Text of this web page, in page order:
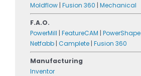
Moldflow | Fusion 360 | Mechanical
F.A.O.
PowerMill | FeatureCAM | PowerShape
Netfabb | Camplete | Fusion 360
Manufacturing
Inventor